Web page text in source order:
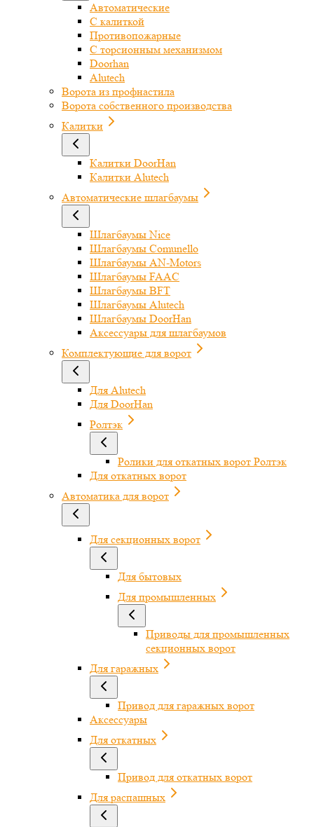
Автоматические
С калиткой
Противопожарные
С торсионным механизмом
Doorhan
Alutech
Ворота из профнастила
Ворота собственного производства
Калитки
Калитки DoorHan
Калитки Alutech
Автоматические шлагбаумы
Шлагбаумы Nice
Шлагбаумы Comunello
Шлагбаумы AN-Motors
Шлагбаумы FAAC
Шлагбаумы BFT
Шлагбаумы Alutech
Шлагбаумы DoorHan
Аксессуары для шлагбаумов
Комплектующие для ворот
Для Alutech
Для DoorHan
Ролтэк
Ролики для откатных ворот Ролтэк
Для откатных ворот
Автоматика для ворот
Для секционных ворот
Для бытовых
Для промышленных
Приводы для промышленных
секционных ворот
Для гаражных
Привод для гаражных ворот
Аксессуары
Для откатных
Привод для откатных ворот
Для распашных